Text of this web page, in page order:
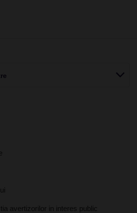
avertizorilor in interes public